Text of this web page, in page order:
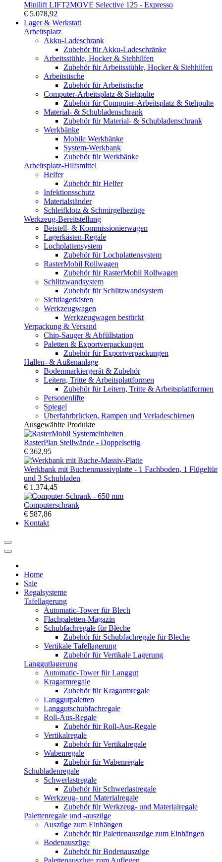
Minilift LIFT2MOVE Selective 125 - Expresso
€ 5.078,92
Lager & Werkstatt
Arbeitsplatz
Akku-Ladeschrank
Zubehör für Akku-Ladeschränke
Arbeitsstühle, Hocker & Stehhilfen
Zubehör für Arbeitsstühle, Hocker & Stehhilfen
Arbeitstische
Zubehör für Arbeitstische
Computer-Arbeitsplatz & Stehpulte
Zubehör für Computer-Arbeitsplatz & Stehpulte
Material- & Schubladenschrank
Zubehör für Material- & Schubladenschrank
Werkbänke
Mobile Werkbänke
System-Werkbank
Zubehör für Werkbänke
Arbeitsplatz-Hilfsmittel
Helfer
Zubehör für Helfer
Infektionsschutz
Materialständer
Schleifklotz & Schmirgelbezüge
Werkzeug-Bereitstellung
Beistell- & Kommissionierwagen
Lagerkästen-Regale
Lochplattensystem
Zubehör für Lochplattensystem
RasterMobil Rollwagen
Zubehör für RasterMobil Rollwagen
Schlitzwandsystem
Zubehör für Schlitzwandsystem
Sichtlagerkisten
Werkzeugwagen
Werkzeugwagen bestückt
Verpackung & Versand
Chip-Sauger & Abfüllstation
Paletten & Exportverpackungen
Zubehör für Exportverpackungen
Hallen- & Außenanlage
Bodenmarkiergerät & Zubehör
Leitern, Tritte & Arbeitsplattformen
Zubehör für Leitern, Tritte & Arbeitsplattformen
Personenlifte
Spiegel
Überfahrbrücken, Rampen und Verladeschienen
Ausgewählte Produkte
RasterPlan Stellwände - Doppelseitig
€ 362,95
Werkbank mit Buchenmassivplatte - 1 Fachboden, 1 Flügeltür
und 3 Schubladen
€ 1.374,45
Computerschrank
€ 587,86
Kontakt
Home
Sale
Regalsysteme
Tafellagerung
Automatic-Tower für Blech
Flachpaletten-Magazin
Schubfachregale für Bleche
Zubehör für Schubfachregale für Bleche
Vertikale Tafellagerung
Zubehör für Vertikale Lagerung
Langgutlagerung
Automatic-Tower für Langgut
Kragarmregale
Zubehör für Kragarmregale
Langgutpaletten
Langgutschubfachregale
Roll-Aus-Regale
Zubehör für Roll-Aus-Regale
Vertikalregale
Zubehör für Vertikalregale
Wabenregale
Zubehör für Wabenregale
Schubladenregale
Schwerlastregale
Zubehör für Schwerlastregale
Werkzeug- und Materialregale
Zubehör für Werkzeug- und Materialregale
Palettenregale und -auszüge
Auszüge zum Einhängen
Zubehör für Palettenauszüge zum Einhängen
Bodenauszüge
Zubehör für Bodenauszüge
Palettenauszüge zum Auflegen